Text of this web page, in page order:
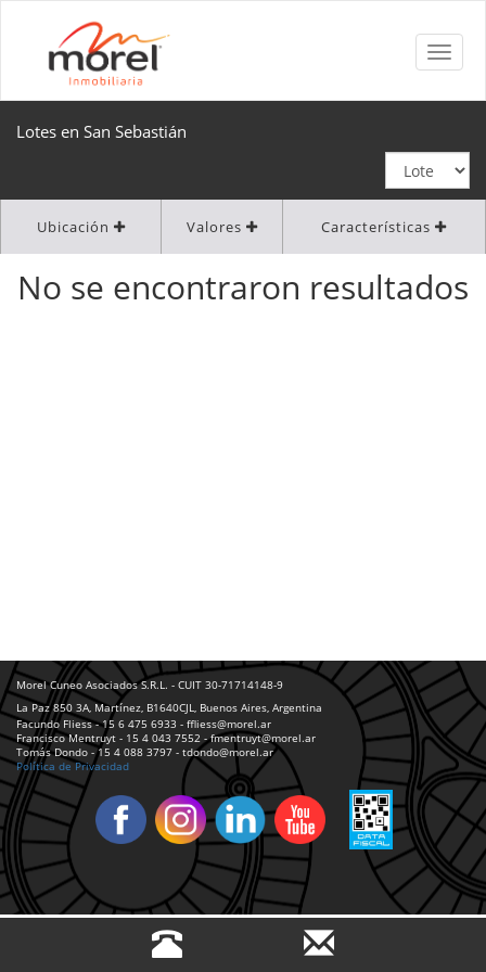
Lotes en San Sebastián
Ubicación Valores Características
No se encontraron resultados
Morel Cuneo Asociados S.R.L. - CUIT 30-71714148-9
La Paz 850 3A, Martínez, B1640CJL, Buenos Aires, Argentina
Facundo Fliess - 15 6 475 6933 - ffliess@morel.ar
Francisco Mentruyt - 15 4 043 7552 - fmentruyt@morel.ar
Tomás Dondo - 15 4 088 3797 - tdondo@morel.ar
Política de Privacidad